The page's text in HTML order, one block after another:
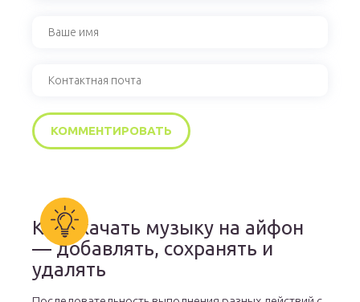
Как скачать музыку на айфон
— добавлять, сохранять и
удалять